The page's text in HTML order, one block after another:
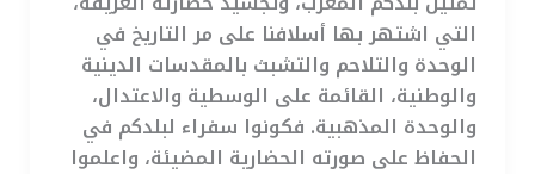
التي اشتهر بها أسلافنا على مر التاريخ في
الوحدة والتلاحم والتشبث بالمقدسات الدينية
والوطنية، القائمة على الوسطية والاعتدال،
والوحدة المذهبية. فكونوا سفراء لبلدكم في
الحفاظ على صورته الحضارية المضيئة، واعلموا